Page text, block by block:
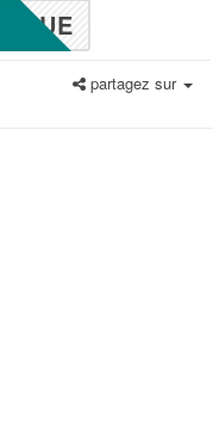
NUE
partagez sur